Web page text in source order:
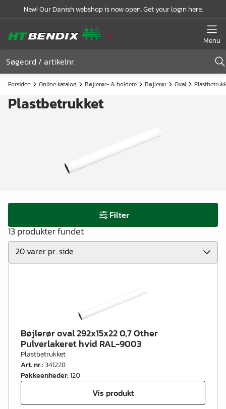
New! Our Danish webshop is now open. Get your login here.
Menu
Forsiden Online katalog Bøjlerør- & holdere Bøjlerør Oval
Plastbetrukket
Filter
13 produkter fundet
Bøjlerør oval 292x15x22 0,7 Other
Pulverlakeret hvid RAL-9003
Plastbetrukket
Art. nr.:341228
Pakkeenheder:120
Vis produkt